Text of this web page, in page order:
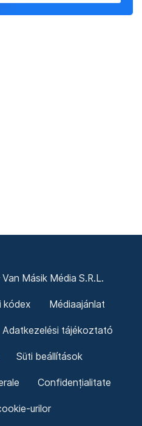
Másik Média S.R.L.
kódex Médiaajánlat
Adatkezelési tájékoztató
Süti beállítások
Confidențialitate
urilor